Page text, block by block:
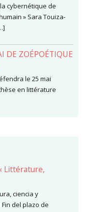
cybernétique de
» Sara Touiza-
DE ZOÉPOÉTIQUE
le 25 mai
en littérature
Littérature,
ciencia y
del plazo de